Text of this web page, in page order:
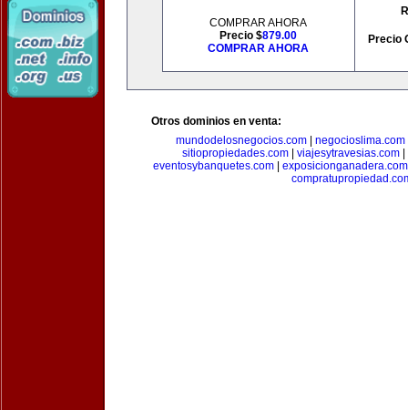
COMPRAR AHORA
Precio $879.00
COMPRAR AHORA
Precio
Otros dominios en venta:
mundodelosnegocios.com| negocioslima.com
sitiopropiedades.com| viajesytravesias.com|
eventosybanquetes.com| exposicionganadera.com